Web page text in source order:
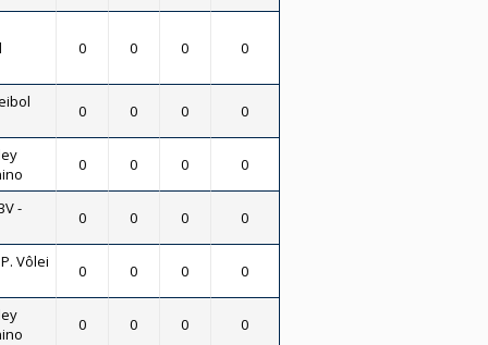
0 0 0 0
0 0 0 0
0 0 0 0
-
0 0 0 0
Vôlei
0 0 0 0
0 0 0 0